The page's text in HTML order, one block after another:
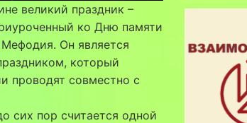
великий праздник –
ко Дню памяти
Он является
который
проводят совместно с
сих пор считается одной